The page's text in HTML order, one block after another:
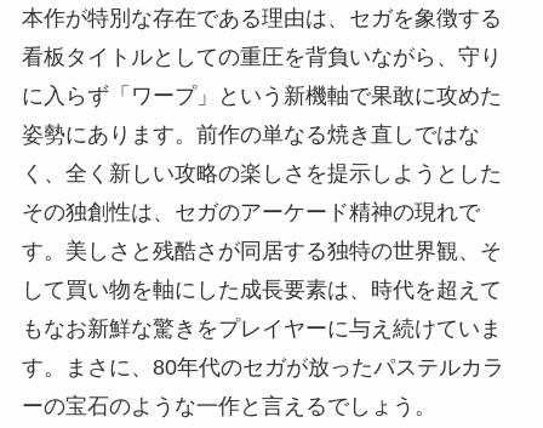
本作が特別な存在である理由は、セガを象徴する
看板タイトルとしての重圧を背負いながら、守り
に入らず「ワープ」という新機軸で果敢に攻めた
姿勢にあります。前作の単なる焼き直しではな
く、全く新しい攻略の楽しさを提示しようとした
その独創性は、セガのアーケード精神の現れで
す。美しさと残酷さが同居する独特の世界観、そ
して買い物を軸にした成長要素は、時代を超えて
もなお新鮮な驚きをプレイヤーに与え続けていま
す。まさに、80年代のセガが放ったパステルカラ
ーの宝石のような一作と言えるでしょう。